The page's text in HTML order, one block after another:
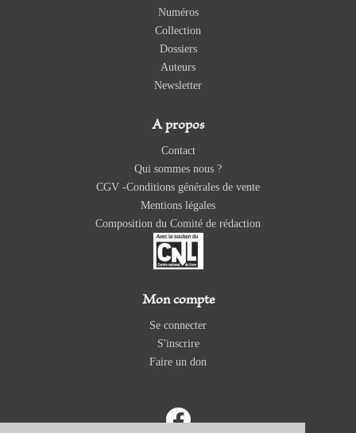
Numéros
Collection
Dossiers
Auteurs
Newsletter
A propos
Contact
Qui sommes nous ?
CGV -Conditions générales de vente
Mentions légales
Composition du Comité de rédaction
Mon compte
Se connecter
S'inscrire
Faire un don